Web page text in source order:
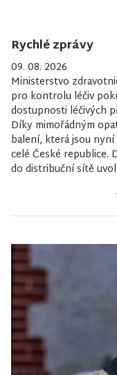
Rychlé zprávy
09. 08. 2026
Ministerstvo
pro kontrolu léčiv
dostupnosti léčivých
Díky mimořádným
balení, která jsou
celé České republice.
do distribuční sítě